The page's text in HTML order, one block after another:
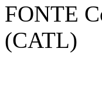
FONTE
(CATL)